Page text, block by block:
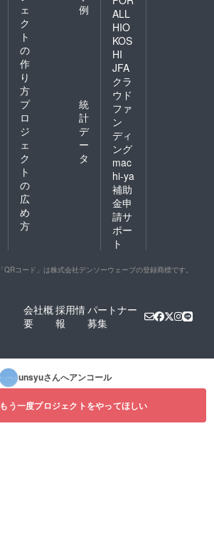
ェ
ク
ト
の
作
り
方
例
プ
ロ
ジ
ェ
ク
ト
の
広
め
方
統
計
デ
ー
タ
ALL
HIO
KOS
HI
JFA
クラ
ウド
ファ
ン
ディ
ング
mac
hi-ya
補助
金申
請サ
ポー
ト
「QRコード」は株式会社デンソーウェーブの登録商標です。
会社概
要
採用情
報
パートナー
募集
unsyuさんへアンコール
もう一度プロジェクトをやってほしい